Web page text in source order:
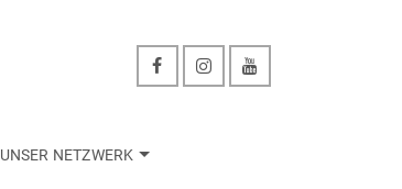
UNSER NETZWERK